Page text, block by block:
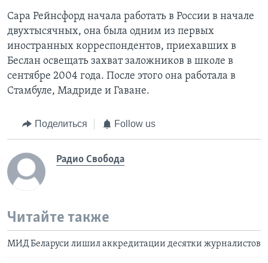
Сара Рейнсфорд начала работать в России в начале
двухтысячных, она была одним из первых
иностранных корреспондентов, приехавших в
Беслан освещать захват заложников в школе в
сентябре 2004 года. После этого она работала в
Стамбуле, Мадриде и Гаване.
Поделиться Follow us
Радио Свобода
Читайте также
МИД Беларуси лишил аккредитации десятки журналистов